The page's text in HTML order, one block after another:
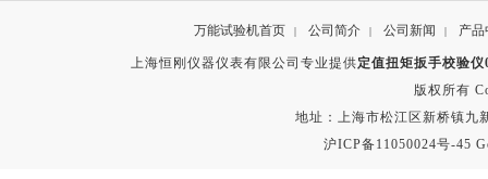
万能试验机首页 | 公司简介 | 公司新闻 | 产品
上海恒刚仪器仪表有限公司专业提供定值扭矩扳手校验
版权所有
地址：上海市松江区新桥镇九
沪ICP备11050024号-45